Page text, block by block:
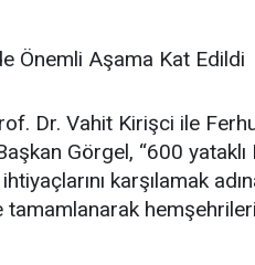
Önemli Aşama Kat Edildi
Dr. Vahit Kirişci ile
Görgel, “600 yataklı
karşılamak
tamamlanarak